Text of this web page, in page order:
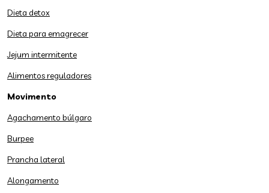
Dieta detox
Dieta para emagrecer
Jejum intermitente
Alimentos reguladores
Movimento
Agachamento búlgaro
Burpee
Prancha lateral
Alongamento